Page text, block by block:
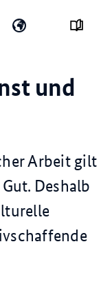
und
Arbeit gilt
Deshalb